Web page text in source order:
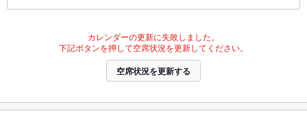
カレンダーの更新に失敗しました。
下記ボタンを押して空席状況を更新してください。
空席状況を更新する